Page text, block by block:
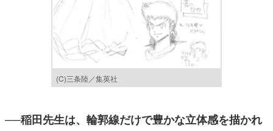
(C)三条陸／集英社
──稲田先生は、輪郭線だけで豊かな立体感を描かれ